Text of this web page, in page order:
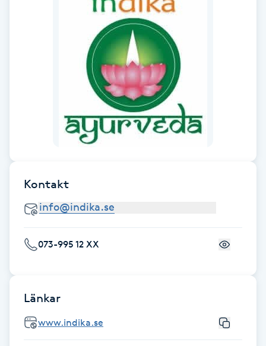
Gellack med förstärkning
Gravidyoga
Gruppträning
Gua Sha-massage
H
Hatha Yoga
Headspa
Kontakt
073-995 12 XX
Länkar
www.indika.se